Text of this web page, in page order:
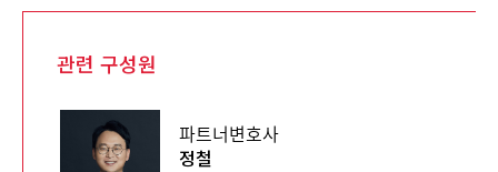
관련 구성원
파트너변호사
정철